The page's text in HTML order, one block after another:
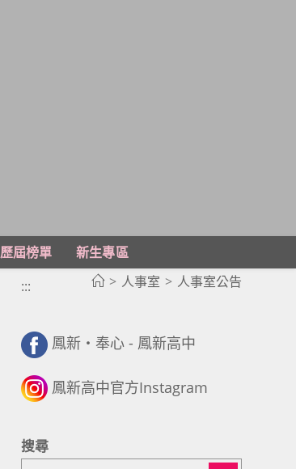
歷屆榜單
新生專區
> 人事室 > 人事室公告
:::
鳳新・奉心 - 鳳新高中
鳳新高中官方Instagram
搜尋